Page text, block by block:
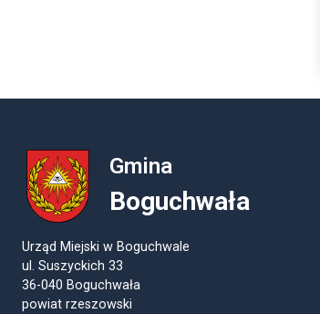
Gmina
Boguchwała
Urząd Miejski w Boguchwale
ul. Suszyckich 33
36-040 Boguchwała
powiat rzeszowski